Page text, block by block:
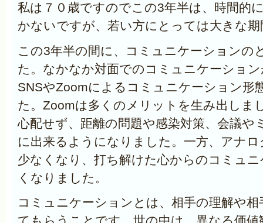
私は７０歳ですのでこの3年半は、時間的
かないですが、若い方にとっては大きな
この3年半の間に、コミュニケーションの
た。なかなか対面でのコミュニケーショ
SNSやZoomによるコミュニケーション形
た。Zoomは多くのメリットを生み出しま
心配せず、距離の問題や感染対策、会議や
に出来るようになりました。一方、アナ
少なくなり、打ち解けた心からのコミュ
くなりました。
コミュニケーションとは、相手の理解や
てもらうことです。世の中は、異なる価